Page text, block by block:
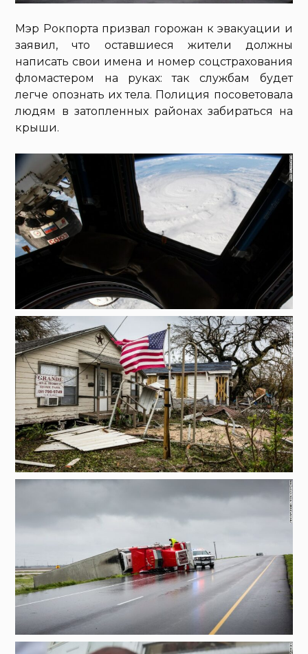
Мэр Рокпорта призвал горожан к эвакуации и
заявил, что оставшиеся жители должны
написать свои имена и номер соцстрахования
фломастером на руках: так службам будет
легче опознать их тела. Полиция посоветовала
людям в затопленных районах забираться на
крыши.